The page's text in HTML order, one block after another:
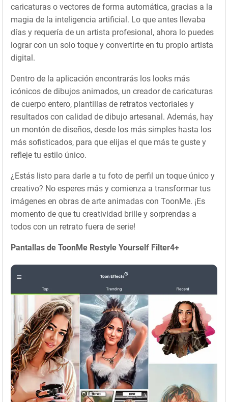
caricaturas o vectores de forma automática, gracias a la
magia de la inteligencia artificial. Lo que antes llevaba
días y requería de un artista profesional, ahora lo puedes
lograr con un solo toque y convertirte en tu propio artista
digital.
Dentro de la aplicación encontrarás los looks más
icónicos de dibujos animados, un creador de caricaturas
de cuerpo entero, plantillas de retratos vectoriales y
resultados con calidad de dibujo artesanal. Además, hay
un montón de diseños, desde los más simples hasta los
más sofisticados, para que elijas el que más te guste y
refleje tu estilo único.
¿Estás listo para darle a tu foto de perfil un toque único y
creativo? No esperes más y comienza a transformar tus
imágenes en obras de arte animadas con ToonMe. ¡Es
momento de que tu creatividad brille y sorprendas a
todos con un retrato fuera de serie!
Pantallas de ToonMe Restyle Yourself Filter4+